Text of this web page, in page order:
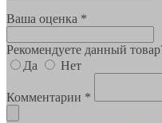
Ваша оценка *
Рекомендуете данный
Да
Нет
Комментарии *